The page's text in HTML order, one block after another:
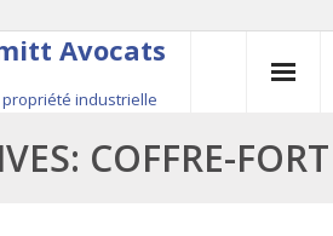
Avocats
propriété industrielle
75001 Paris, +33 (0)1 84 16 35
COFFRE-FORT